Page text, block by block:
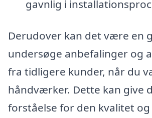
gavnlig i
Derudover kan det være en
undersøge anbefalinger og
fra tidligere kunder, når du
håndværker. Dette kan give
forståelse for den kvalitet